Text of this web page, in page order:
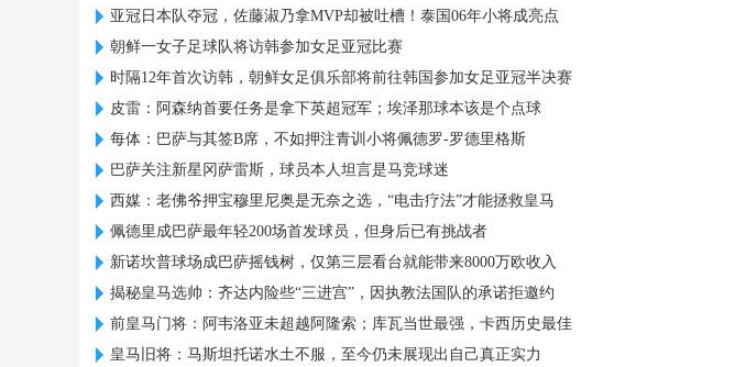
亚冠日本队夺冠，佐藤淑乃拿MVP却被吐槽！泰国06年小将成亮点
朝鲜一女子足球队将访韩参加女足亚冠比赛
时隔12年首次访韩，朝鲜女足俱乐部将前往韩国参加女足亚冠半决赛
皮雷：阿森纳首要任务是拿下英超冠军；埃泽那球本该是个点球
每体：巴萨与其签B席，不如押注青训小将佩德罗-罗德里格斯
巴萨关注新星冈萨雷斯，球员本人坦言是马竞球迷
西媒：老佛爷押宝穆里尼奥是无奈之选，“电击疗法”才能拯救皇马
佩德里成巴萨最年轻200场首发球员，但身后已有挑战者
新诺坎普球场成巴萨摇钱树，仅第三层看台就能带来8000万欧收入
揭秘皇马选帅：齐达内险些“三进宫”，因执教法国队的承诺拒邀约
前皇马门将：阿韦洛亚未超越阿隆索；库瓦当世最强，卡西历史最佳
皇马旧将：马斯坦托诺水土不服，至今仍未展现出自己真正实力